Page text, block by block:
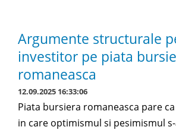
Argumente structurale
investitor pe piata
romaneasca
12.09.2025 16:33:06
Piata bursiera romaneasca pare
in care optimismul si pesimismul